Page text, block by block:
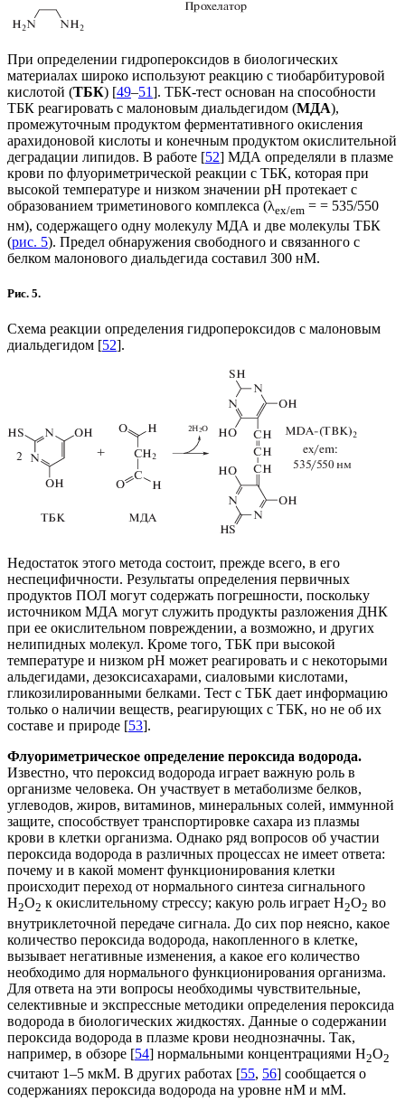
При определении гидропероксидов в биологических
материалах широко используют реакцию с тиобарбитуровой
кислотой (ТБК) [49–51]. ТБК-тест основан на способности
ТБК реагировать с малоновым диальдегидом (МДА),
промежуточным продуктом ферментативного окисления
арахидоновой кислоты и конечным продуктом окислительной
деградации липидов. В работе [52] МДА определяли в плазме
крови по флуориметрической реакции с ТБК, которая при
высокой температуре и низком значении pH протекает с
образованием триметинового комплекса (λex/em = = 535/550
нм), содержащего одну молекулу МДА и две молекулы ТБК
(рис. 5). Предел обнаружения свободного и связанного с
белком малонового диальдегида составил 300 нМ.
Рис. 5.
Схема реакции определения гидропероксидов с малоновым
диальдегидом [52].
Недостаток этого метода состоит, прежде всего, в его
неспецифичности. Результаты определения первичных
продуктов ПОЛ могут содержать погрешности, поскольку
источником МДА могут служить продукты разложения ДНК
при ее окислительном повреждении, а возможно, и других
нелипидных молекул. Кроме того, ТБК при высокой
температуре и низком рН может реагировать и с некоторыми
альдегидами, дезоксисахарами, сиаловыми кислотами,
гликозилированными белками. Тест с ТБК дает информацию
только о наличии веществ, реагирующих с ТБК, но не об их
составе и природе [53].
Флуориметрическое определение пероксида водорода.
Известно, что пероксид водорода играет важную роль в
организме человека. Он участвует в метаболизме белков,
углеводов, жиров, витаминов, минеральных солей, иммунной
защите, способствует транспортировке сахара из плазмы
крови в клетки организма. Однако ряд вопросов об участии
пероксида водорода в различных процессах не имеет ответа:
почему и в какой момент функционирования клетки
происходит переход от нормального синтеза сигнального
Н2О2 к окислительному стрессу; какую роль играет Н2О2 во
внутриклеточной передаче сигнала. До сих пор неясно, какое
количество пероксида водорода, накопленного в клетке,
вызывает негативные изменения, а какое его количество
необходимо для нормального функционирования организма.
Для ответа на эти вопросы необходимы чувствительные,
селективные и экспрессные методики определения пероксида
водорода в биологических жидкостях. Данные о содержании
пероксида водорода в плазме крови неоднозначны. Так,
например, в обзоре [54] нормальными концентрациями H2O2
считают 1–5 мкМ. В других работах [55, 56] сообщается о
содержаниях пероксида водорода на уровне нМ и мМ.